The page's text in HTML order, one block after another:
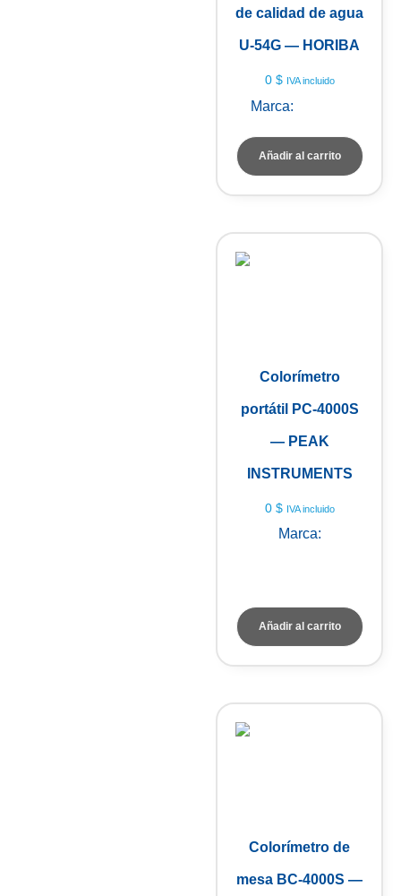
de calidad de agua
U-54G — HORIBA
0 $ IVA incluido
Marca:
Añadir al carrito
Colorímetro
portátil PC-4000S
— PEAK
INSTRUMENTS
0 $ IVA incluido
Marca:
Añadir al carrito
Colorímetro de
mesa BC-4000S —